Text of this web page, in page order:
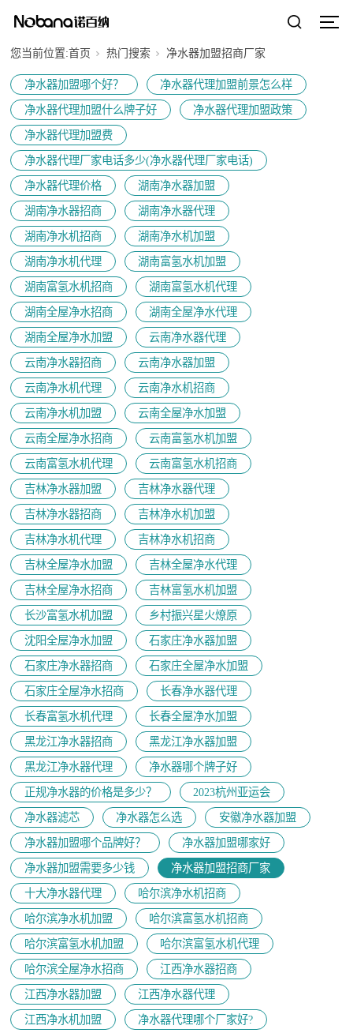
您当前位置:首页 热门搜索 净水器加盟招商厂家
净水器加盟哪个好？
净水器代理加盟前景怎么样
净水器代理加盟什么牌子好
净水器代理加盟政策
净水器代理加盟费
净水器代理厂家电话多少(净水器代理厂家电话)
净水器代理价格
湖南净水器加盟
湖南净水器招商
湖南净水器代理
湖南净水机招商
湖南净水机加盟
湖南净水机代理
湖南富氢水机加盟
湖南富氢水机招商
湖南富氢水机代理
湖南全屋净水招商
湖南全屋净水代理
湖南全屋净水加盟
云南净水器代理
云南净水器招商
云南净水器加盟
云南净水机代理
云南净水机招商
云南净水机加盟
云南全屋净水加盟
云南全屋净水招商
云南富氢水机加盟
云南富氢水机代理
云南富氢水机招商
吉林净水器加盟
吉林净水器代理
吉林净水器招商
吉林净水机加盟
吉林净水机代理
吉林净水机招商
吉林全屋净水加盟
吉林全屋净水代理
吉林全屋净水招商
吉林富氢水机加盟
长沙富氢水机加盟
乡村振兴星火燎原
沈阳全屋净水加盟
石家庄净水器加盟
石家庄净水器招商
石家庄全屋净水加盟
石家庄全屋净水招商
长春净水器代理
长春富氢水机代理
长春全屋净水加盟
黑龙江净水器招商
黑龙江净水器加盟
黑龙江净水器代理
净水器哪个牌子好
正规净水器的价格是多少？
2023杭州亚运会
净水器滤芯
净水器怎么选
安徽净水器加盟
净水器加盟哪个品牌好？
净水器加盟哪家好
净水器加盟需要多少钱
净水器加盟招商厂家
十大净水器代理
哈尔滨净水机招商
哈尔滨净水机加盟
哈尔滨富氢水机招商
哈尔滨富氢水机加盟
哈尔滨富氢水机代理
哈尔滨全屋净水招商
江西净水器招商
江西净水器加盟
江西净水器代理
江西净水机加盟
净水器代理哪个厂家好?